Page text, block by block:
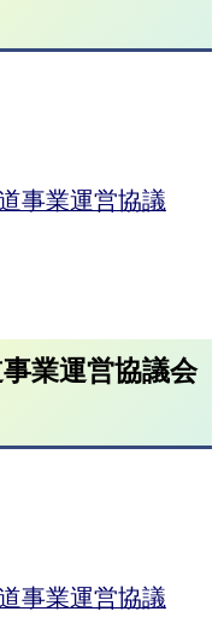
事業運営協議
業運営協議会
事業運営協議